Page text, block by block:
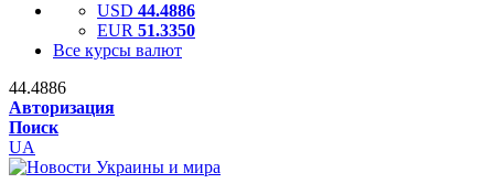
USD 44.4886
EUR 51.3350
Все курсы валют
44.4886
Авторизация
Поиск
UA